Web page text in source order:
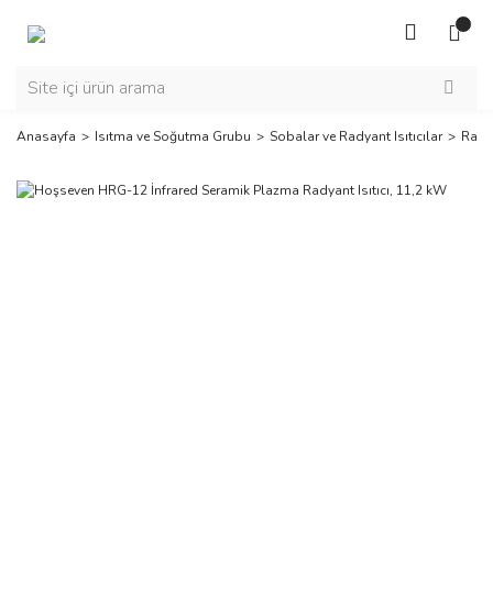
Anasayfa Isıtma ve Soğutma Grubu Sobalar ve Radyant Isıtıcılar